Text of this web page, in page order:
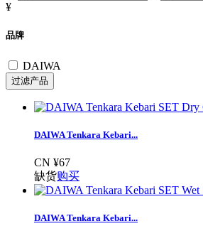
¥
品牌
DAIWA
DAIWA Tenkara Kebari...
CN ¥67
缺货购买
DAIWA Tenkara Kebari...